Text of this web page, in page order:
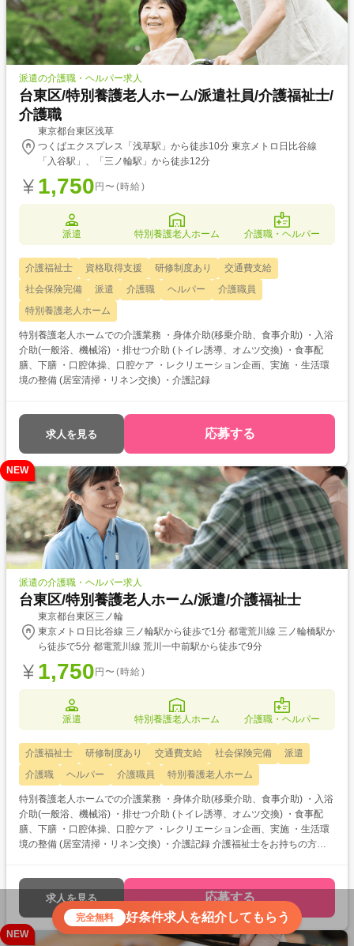
派遣の介護職・ヘルパー求人
台東区/特別養護老人ホーム/派遣社員/介護福祉士/
介護職
東京都台東区浅草
つくばエクスプレス「浅草駅」から徒歩10分 東京メトロ日比谷線
「入谷駅」、「三ノ輪駅」から徒歩12分
1,750 円〜(時給)
派遣 特別養護老人ホーム 介護職・ヘルパー
介護福祉士 資格取得支援 研修制度あり
交通費支給
社会保険完備
派遣 介護職 ヘルパー
介護職員
特別養護老人ホーム
特別養護老人ホームでの介護業務 ・身体介助(移乗介助、食事介助) ・入浴
介助(一般浴、機械浴) ・排せつ介助 (トイレ誘導、オムツ交換) ・食事配
膳、下膳 ・口腔体操、口腔ケア ・レクリエーション企画、実施 ・生活環
境の整備 (居室清掃・リネン交換) ・介護記録
求人を見る 応募する
NEW
派遣の介護職・ヘルパー求人
台東区/特別養護老人ホーム/派遣/介護福祉士
東京都台東区三ノ輪
東京メトロ日比谷線 三ノ輪駅から徒歩で1分 都電荒川線 三ノ輪橋駅か
ら徒歩で5分 都電荒川線 荒川一中前駅から徒歩で9分
1,750 円〜(時給)
派遣 特別養護老人ホーム 介護職・ヘルパー
介護福祉士 研修制度あり 交通費支給 社会保険完備
派遣
介護職
ヘルパー 介護職員 特別養護老人ホーム
特別養護老人ホームでの介護業務 ・身体介助(移乗介助、食事介助) ・入浴
介助(一般浴、機械浴) ・排せつ介助 (トイレ誘導、オムツ交換) ・食事配
膳、下膳 ・口腔体操、口腔ケア ・レクリエーション企画、実施 ・生活環
境の整備 (居室清掃・リネン交換) ・介護記録 介護福祉士をお持ちの方を
い) ・対人スキルアップ (幅広20代～60代活躍中の職場でコミュニケーシ
ョン力を磨きたい)
求人を見る 応募する
NEW
完全無料 好条件求人を紹介してもらう